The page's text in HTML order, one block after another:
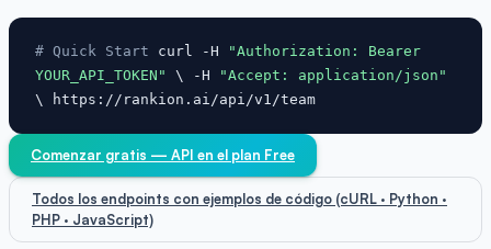
# Quick Start curl -H
"Authorization: Bearer
YOUR_API_TOKEN"
\ -H
"Accept: application/json"
\ https://rankion.ai/api/v1/team
Comenzar gratis — API en el plan Free
Todos los endpoints con ejemplos de código (cURL · Python ·
PHP · JavaScript)